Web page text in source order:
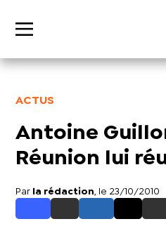
ACTUS
Antoine
Réunion lui
Par la rédaction , le 23/10/2010